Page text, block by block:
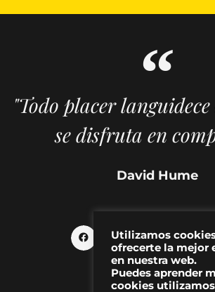
"Todo placer
se disfruta en
David Hume
Utilizamos
ofrecerte la mejor
en nuestra web.
Puedes aprender
cookies